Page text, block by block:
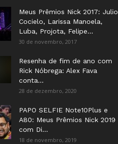
Meus Prêmios Nick 2017: Julio
Cocielo, Larissa Manoela,
Luba, Projota, Felipe...
30 de novembro, 2017
Resenha de fim de ano com
Rick Nóbrega: Alex Fava
conta...
28 de dezembro, 2020
PAPO SELFIE Note10Plus e
A80: Meus Prêmios Nick 2019
com Di...
18 de novembro, 2019